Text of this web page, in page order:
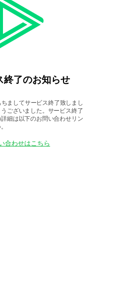
終了のお知らせ
ましてサービス終了致しまし
ございました。サービス終了
細は以下のお問い合わせリン
合わせはこちら